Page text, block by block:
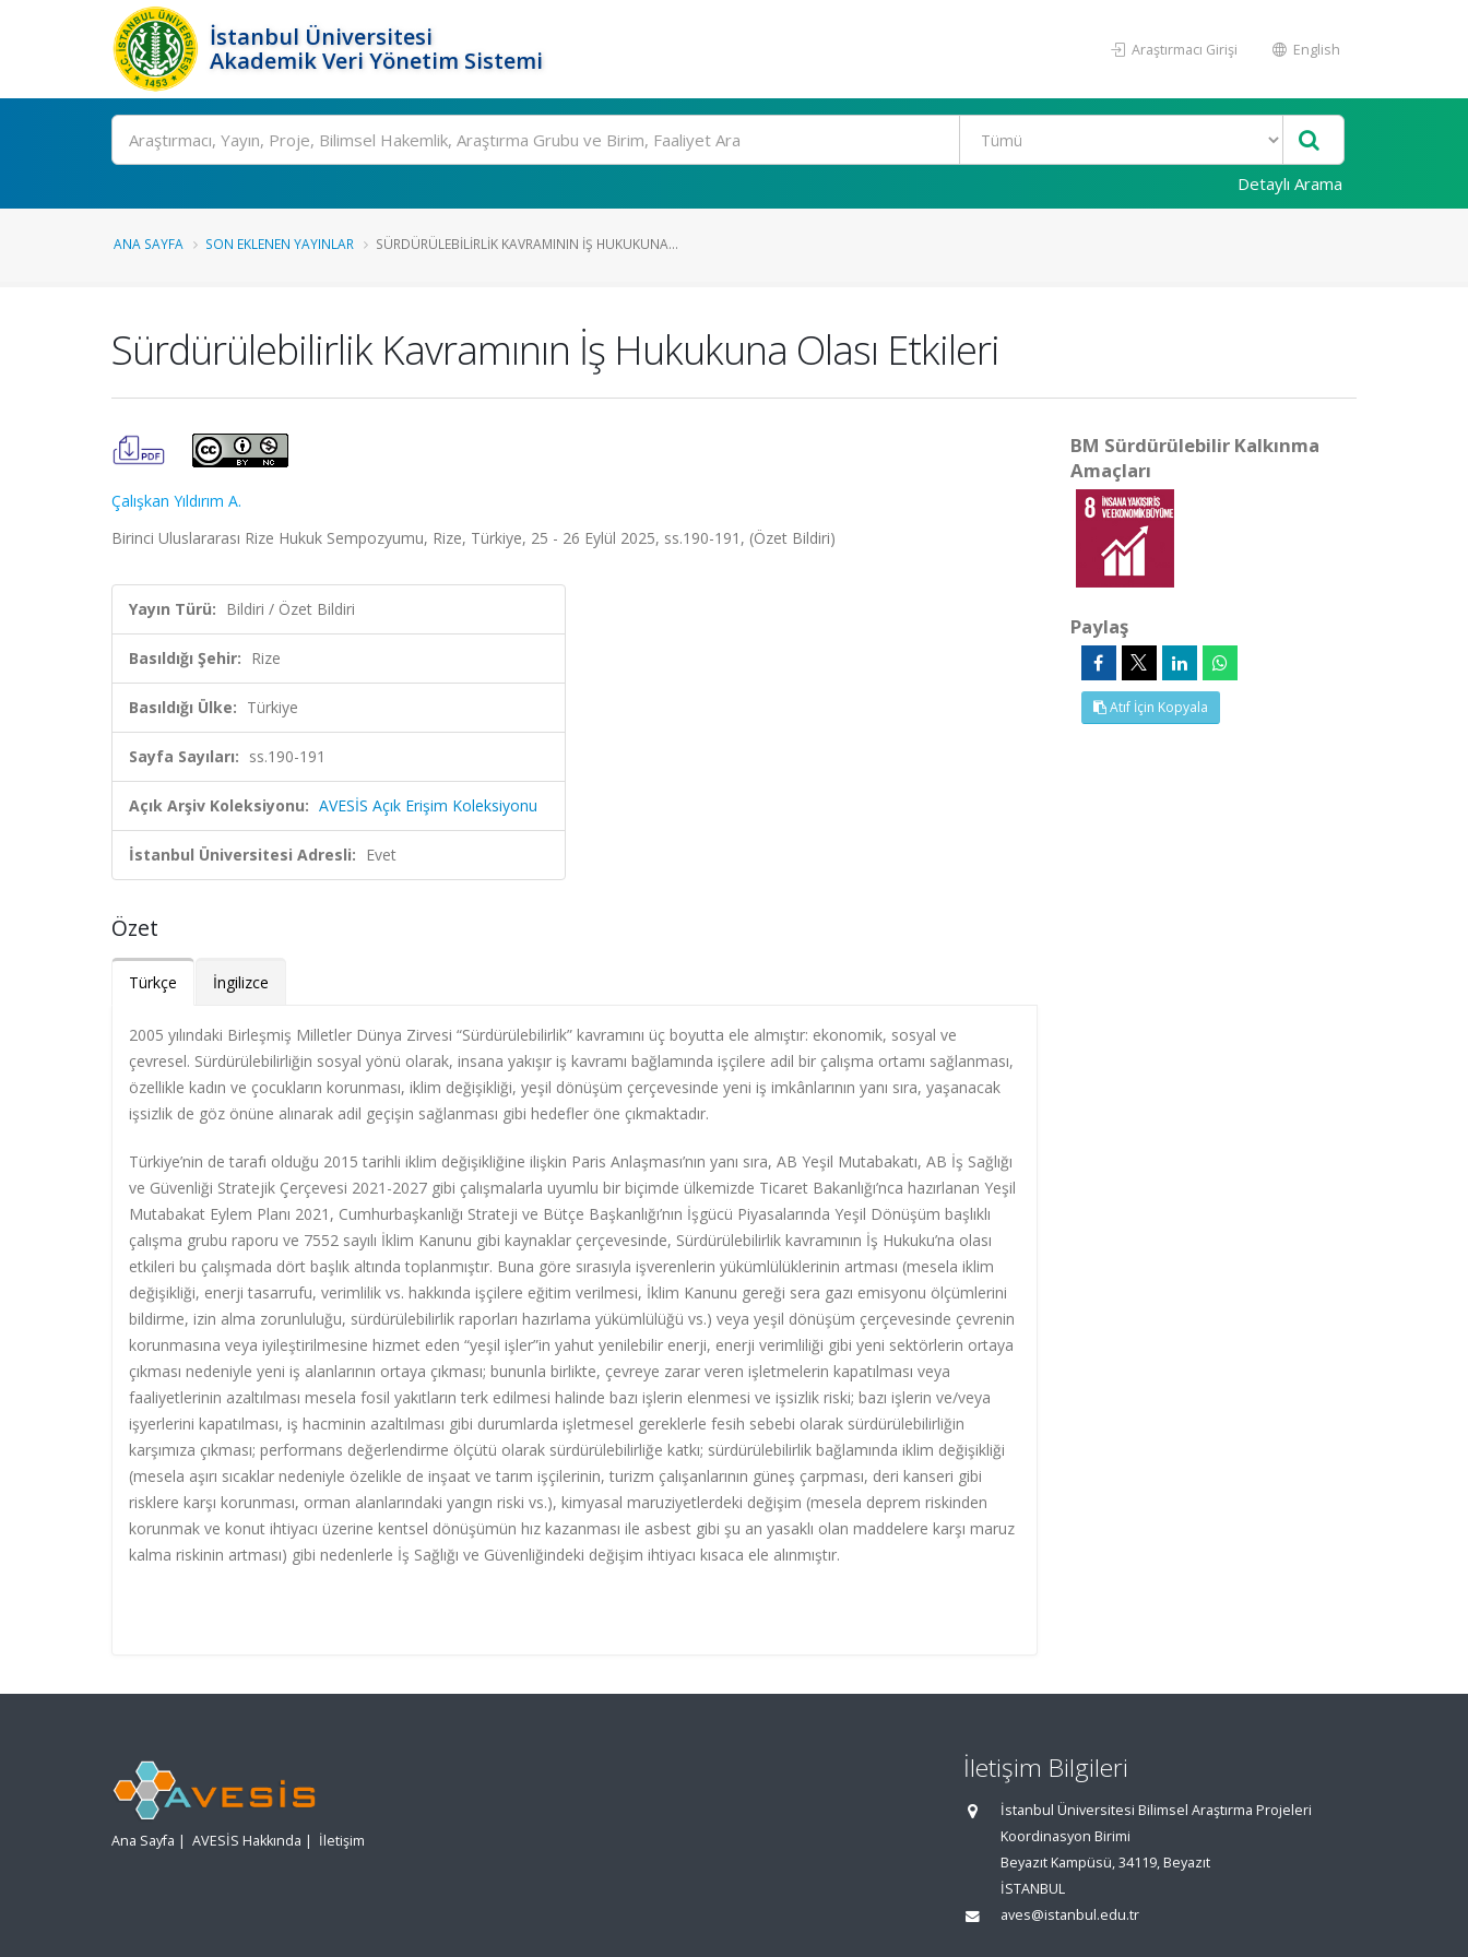
İstanbul Üniversitesi
Akademik Veri Yönetim Sistemi
Araştırmacı Girişi English
Ara
Detaylı Arama
ANA SAYFA SON EKLENEN YAYINLAR SÜRDÜRÜLEBILIRLIK KAVRAMININ İŞ HUKUKUNA...
Sürdürülebilirlik Kavramının İş Hukukuna Olası Etkileri
Çalışkan Yıldırım A.
Birinci Uluslararası Rize Hukuk Sempozyumu, Rize, Türkiye, 25 - 26 Eylül 2025, ss.190-191, (Özet Bildiri)
Yayın Türü: Bildiri / Özet Bildiri
Basıldığı Şehir: Rize
Basıldığı Ülke: Türkiye
Sayfa Sayıları: ss.190-191
Açık Arşiv Koleksiyonu: AVESİS Açık Erişim Koleksiyonu
İstanbul Üniversitesi Adresli: Evet
Özet
Türkçe İngilizce
2005 yılındaki Birleşmiş Milletler Dünya Zirvesi “Sürdürülebilirlik” kavramını üç boyutta ele almıştır: ekonomik, sosyal ve
çevresel. Sürdürülebilirliğin sosyal yönü olarak, insana yakışır iş kavramı bağlamında işçilere adil bir çalışma ortamı sağlanması,
özellikle kadın ve çocukların korunması, iklim değişikliği, yeşil dönüşüm çerçevesinde yeni iş imkânlarının yanı sıra, yaşanacak
işsizlik de göz önüne alınarak adil geçişin sağlanması gibi hedefler öne çıkmaktadır.
Türkiye’nin de tarafı olduğu 2015 tarihli iklim değişikliğine ilişkin Paris Anlaşması’nın yanı sıra, AB Yeşil Mutabakatı, AB İş Sağlığı
ve Güvenliği Stratejik Çerçevesi 2021-2027 gibi çalışmalarla uyumlu bir biçimde ülkemizde Ticaret Bakanlığı’nca hazırlanan Yeşil
Mutabakat Eylem Planı 2021, Cumhurbaşkanlığı Strateji ve Bütçe Başkanlığı’nın İşgücü Piyasalarında Yeşil Dönüşüm başlıklı
çalışma grubu raporu ve 7552 sayılı İklim Kanunu gibi kaynaklar çerçevesinde, Sürdürülebilirlik kavramının İş Hukuku’na olası
etkileri bu çalışmada dört başlık altında toplanmıştır. Buna göre sırasıyla işverenlerin yükümlülüklerinin artması (mesela iklim
değişikliği, enerji tasarrufu, verimlilik vs. hakkında işçilere eğitim verilmesi, İklim Kanunu gereği sera gazı emisyonu ölçümlerini
bildirme, izin alma zorunluluğu, sürdürülebilirlik raporları hazırlama yükümlülüğü vs.) veya yeşil dönüşüm çerçevesinde çevrenin
korunmasına veya iyileştirilmesine hizmet eden “yeşil işler”in yahut yenilebilir enerji, enerji verimliliği gibi yeni sektörlerin ortaya
çıkması nedeniyle yeni iş alanlarının ortaya çıkması; bununla birlikte, çevreye zarar veren işletmelerin kapatılması veya
faaliyetlerinin azaltılması mesela fosil yakıtların terk edilmesi halinde bazı işlerin elenmesi ve işsizlik riski; bazı işlerin ve/veya
işyerlerini kapatılması, iş hacminin azaltılması gibi durumlarda işletmesel gereklerle fesih sebebi olarak sürdürülebilirliğin
karşımıza çıkması; performans değerlendirme ölçütü olarak sürdürülebilirliğe katkı; sürdürülebilirlik bağlamında iklim değişikliği
(mesela aşırı sıcaklar nedeniyle özelikle de inşaat ve tarım işçilerinin, turizm çalışanlarının güneş çarpması, deri kanseri gibi
risklere karşı korunması, orman alanlarındaki yangın riski vs.), kimyasal maruziyetlerdeki değişim (mesela deprem riskinden
korunmak ve konut ihtiyacı üzerine kentsel dönüşümün hız kazanması ile asbest gibi şu an yasaklı olan maddelere karşı maruz
kalma riskinin artması) gibi nedenlerle İş Sağlığı ve Güvenliğindeki değişim ihtiyacı kısaca ele alınmıştır.
BM Sürdürülebilir Kalkınma
Amaçları
Paylaş
Atıf İçin Kopyala
Ana Sayfa | AVESİS Hakkında | İletişim
İletişim Bilgileri
İstanbul Üniversitesi Bilimsel Araştırma Projeleri
Koordinasyon Birimi
Beyazıt Kampüsü, 34119, Beyazıt
İSTANBUL
aves@istanbul.edu.tr